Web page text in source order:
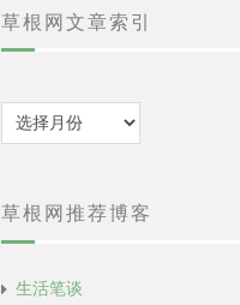
草根网文章索引
归
档
草根网推荐博客
生活笔谈